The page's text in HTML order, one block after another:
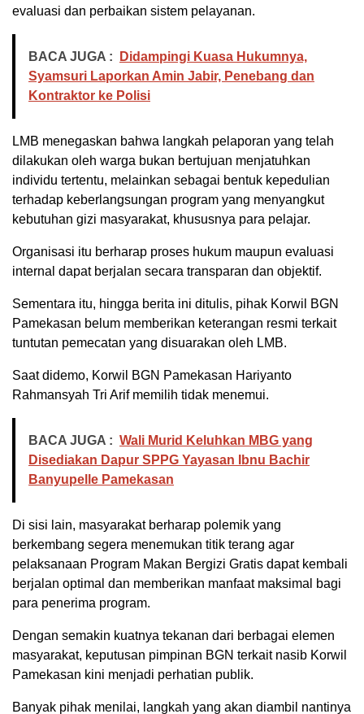
evaluasi dan perbaikan sistem pelayanan.
BACA JUGA :
Didampingi Kuasa Hukumnya,
Syamsuri Laporkan Amin Jabir, Penebang dan
Kontraktor ke Polisi
LMB menegaskan bahwa langkah pelaporan yang telah
dilakukan oleh warga bukan bertujuan menjatuhkan
individu tertentu, melainkan sebagai bentuk kepedulian
terhadap keberlangsungan program yang menyangkut
kebutuhan gizi masyarakat, khususnya para pelajar.
Organisasi itu berharap proses hukum maupun evaluasi
internal dapat berjalan secara transparan dan objektif.
Sementara itu, hingga berita ini ditulis, pihak Korwil BGN
Pamekasan belum memberikan keterangan resmi terkait
tuntutan pemecatan yang disuarakan oleh LMB.
Saat didemo, Korwil BGN Pamekasan Hariyanto
Rahmansyah Tri Arif memilih tidak menemui.
BACA JUGA : Wali Murid Keluhkan MBG yang
Disediakan Dapur SPPG Yayasan Ibnu Bachir
Banyupelle Pamekasan
Di sisi lain, masyarakat berharap polemik yang
berkembang segera menemukan titik terang agar
pelaksanaan Program Makan Bergizi Gratis dapat kembali
berjalan optimal dan memberikan manfaat maksimal bagi
para penerima program.
Dengan semakin kuatnya tekanan dari berbagai elemen
masyarakat, keputusan pimpinan BGN terkait nasib Korwil
Pamekasan kini menjadi perhatian publik.
Banyak pihak menilai, langkah yang akan diambil nantinya